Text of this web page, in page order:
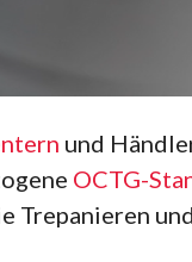
und
OCTG-
Trepanieren